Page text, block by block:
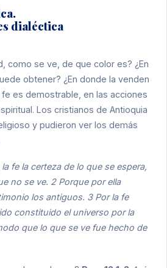
dialéctica
como se ve, de que color es? ¿En
obtener? ¿En donde la venden
es demostrable, en las acciones
Los cristianos de Antioquia
y pudieron ver los demás
fe la certeza de lo que se espera,
no se ve. 2 Porque por ella
los antiguos. 3 Por la fe
constituido el universo por la
que lo que se ve fue hecho de